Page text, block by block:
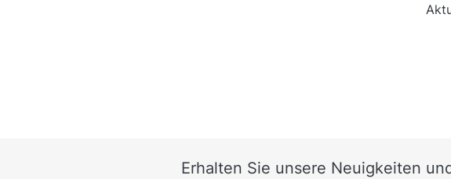
Erhalten Sie unsere Neuigkeiten